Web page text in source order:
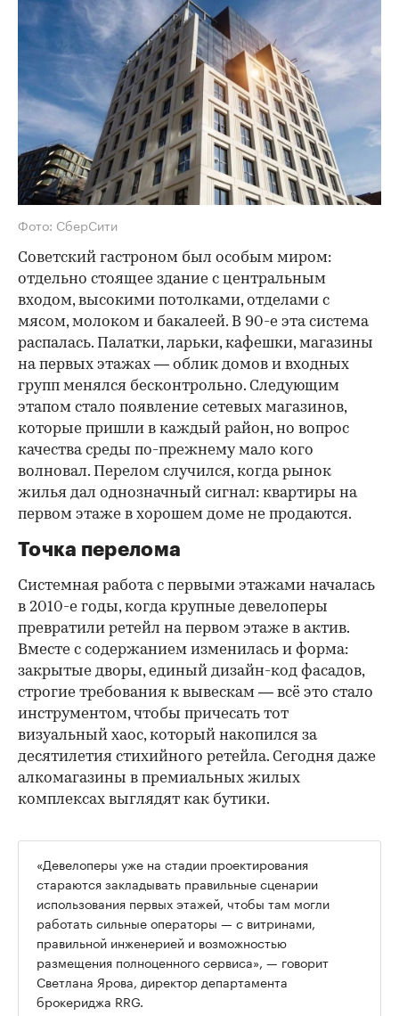
Фото: СберСити
Советский гастроном был особым миром:
отдельно стоящее здание с центральным
входом, высокими потолками, отделами с
мясом, молоком и бакалеей. В 90-е эта система
распалась. Палатки, ларьки, кафешки, магазины
на первых этажах — облик домов и входных
групп менялся бесконтрольно. Следующим
этапом стало появление сетевых магазинов,
которые пришли в каждый район, но вопрос
качества среды по-прежнему мало кого
волновал. Перелом случился, когда рынок
жилья дал однозначный сигнал: квартиры на
первом этаже в хорошем доме не продаются.
Точка перелома
Системная работа с первыми этажами началась
в 2010-е годы, когда крупные девелоперы
превратили ретейл на первом этаже в актив.
Вместе с содержанием изменилась и форма:
закрытые дворы, единый дизайн-код фасадов,
строгие требования к вывескам — всё это стало
инструментом, чтобы причесать тот
визуальный хаос, который накопился за
десятилетия стихийного ретейла. Сегодня даже
алкомагазины в премиальных жилых
комплексах выглядят как бутики.
00:00
«Девелоперы уже на стадии проектирования
стараются закладывать правильные сценарии
использования первых этажей, чтобы там могли
работать сильные операторы — с витринами,
правильной инженерией и возможностью
размещения полноценного сервиса», — говорит
Светлана Ярова, директор департамента
брокериджа RRG.